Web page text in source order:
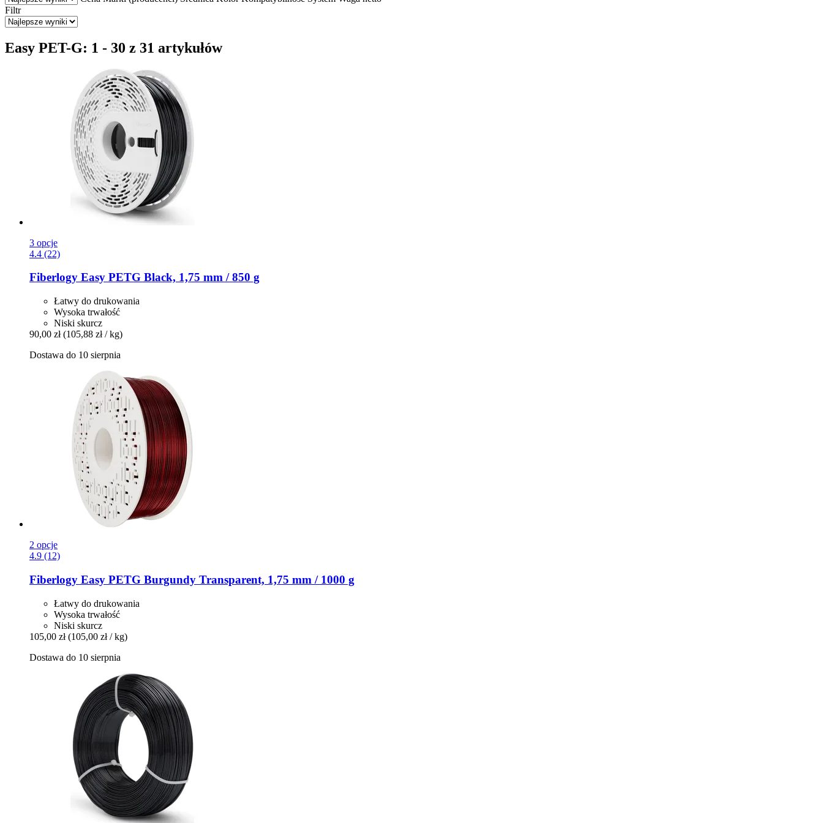
Filtr
Easy PET-G: 1 - 30 z 31 artykułów
3 opcje
4.4 (22)
Fiberlogy Easy PETG Black, 1,75 mm / 850 g
Łatwy do drukowania
Wysoka trwałość
Niski skurcz
90,00 zł (105,88 zł / kg)
Dostawa do 10 sierpnia
2 opcje
4.9 (12)
Fiberlogy Easy PETG Burgundy Transparent, 1,75 mm / 1000 g
Łatwy do drukowania
Wysoka trwałość
Niski skurcz
105,00 zł (105,00 zł / kg)
Dostawa do 10 sierpnia